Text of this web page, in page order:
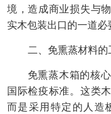
境，造成商业损失与
实木包装出口的一道必
二、免熏蒸材料
免熏蒸木箱的核
国际检疫标准。这类
而是采用特定的人造